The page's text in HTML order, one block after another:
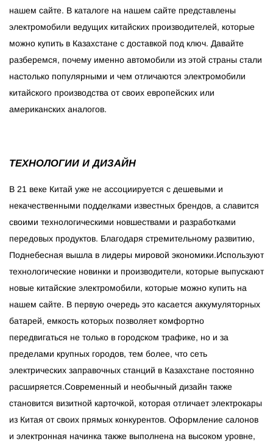
нашем сайте. В каталоге на нашем сайте представлены
электромобили ведущих китайских производителей, которые
можно купить в Казахстане с доставкой под ключ. Давайте
разберемся, почему именно автомобили из этой страны стали
настолько популярными и чем отличаются электромобили
китайского производства от своих европейских или
американских аналогов.
ТЕХНОЛОГИИ И ДИЗАЙН
В 21 веке Китай уже не ассоциируется с дешевыми и
некачественными подделками известных брендов, а славится
своими технологическими новшествами и разработками
передовых продуктов. Благодаря стремительному развитию,
Поднебесная вышла в лидеры мировой экономики.Используют
технологические новинки и производители, которые выпускают
новые китайские электромобили, которые можно купить на
нашем сайте. В первую очередь это касается аккумуляторных
батарей, емкость которых позволяет комфортно
передвигаться не только в городском трафике, но и за
пределами крупных городов, тем более, что сеть
электрических заправочных станций в Казахстане постоянно
расширяется.Современный и необычный дизайн также
становится визитной карточкой, которая отличает электрокары
из Китая от своих прямых конкурентов. Оформление салонов
и электронная начинка также выполнена на высоком уровне,